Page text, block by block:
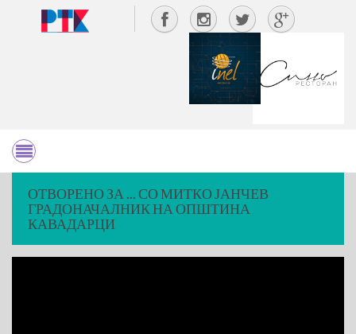
ОТВОРЕНО ЗА ... СО МИТКО ЈАНЧЕВ
ГРАДОНАЧАЛНИК НА ОПШТИНА
КАВАДАРЦИ